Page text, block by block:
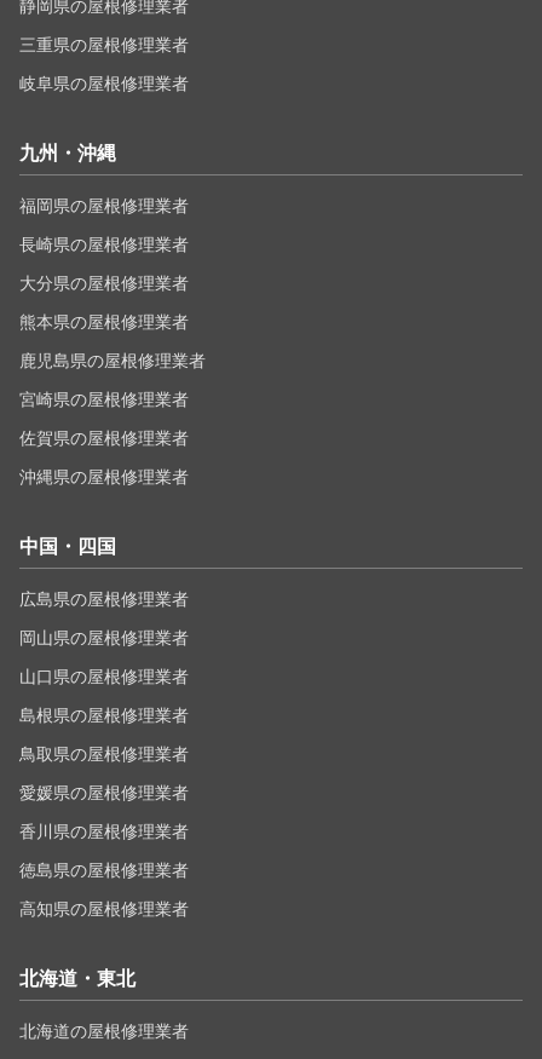
静岡県の屋根修理業者
三重県の屋根修理業者
岐阜県の屋根修理業者
九州・沖縄
福岡県の屋根修理業者
長崎県の屋根修理業者
大分県の屋根修理業者
熊本県の屋根修理業者
鹿児島県の屋根修理業者
宮崎県の屋根修理業者
佐賀県の屋根修理業者
沖縄県の屋根修理業者
中国・四国
広島県の屋根修理業者
岡山県の屋根修理業者
山口県の屋根修理業者
島根県の屋根修理業者
鳥取県の屋根修理業者
愛媛県の屋根修理業者
香川県の屋根修理業者
徳島県の屋根修理業者
高知県の屋根修理業者
北海道・東北
北海道の屋根修理業者